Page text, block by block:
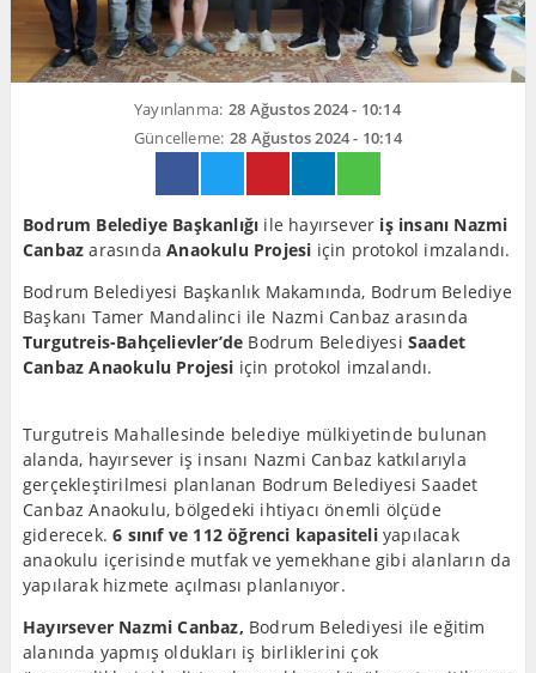
Yayınlanma: 28 Ağustos 2024 - 10:14
Güncelleme: 28 Ağustos 2024 - 10:14
Bodrum Belediye Başkanlığı ile hayırsever iş insanı Nazmi
Canbaz arasında Anaokulu Projesi için protokol imzalandı.
Bodrum Belediyesi Başkanlık Makamında, Bodrum Belediye
Başkanı Tamer Mandalinci ile Nazmi Canbaz arasında
Turgutreis-Bahçelievler’de Bodrum BelediyesiSaadet
Canbaz Anaokulu Projesi için protokol imzalandı.
Turgutreis Mahallesinde belediye mülkiyetinde bulunan
alanda, hayırsever iş insanı Nazmi Canbaz katkılarıyla
gerçekleştirilmesi planlanan Bodrum Belediyesi Saadet
Canbaz Anaokulu, bölgedeki ihtiyacı önemli ölçüde
giderecek. 6 sınıf ve 112 öğrenci kapasiteliyapılacak
anaokulu içerisinde mutfak ve yemekhane gibi alanların da
yapılarak hizmete açılması planlanıyor.
Hayırsever Nazmi Canbaz, Bodrum Belediyesi ile eğitim
alanında yapmış oldukları iş birliklerini çok